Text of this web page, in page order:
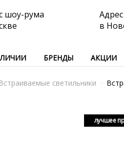
шоу-рума
в
БРЕНДЫ АКЦИИ
Встраиваемые светильники
лучшее